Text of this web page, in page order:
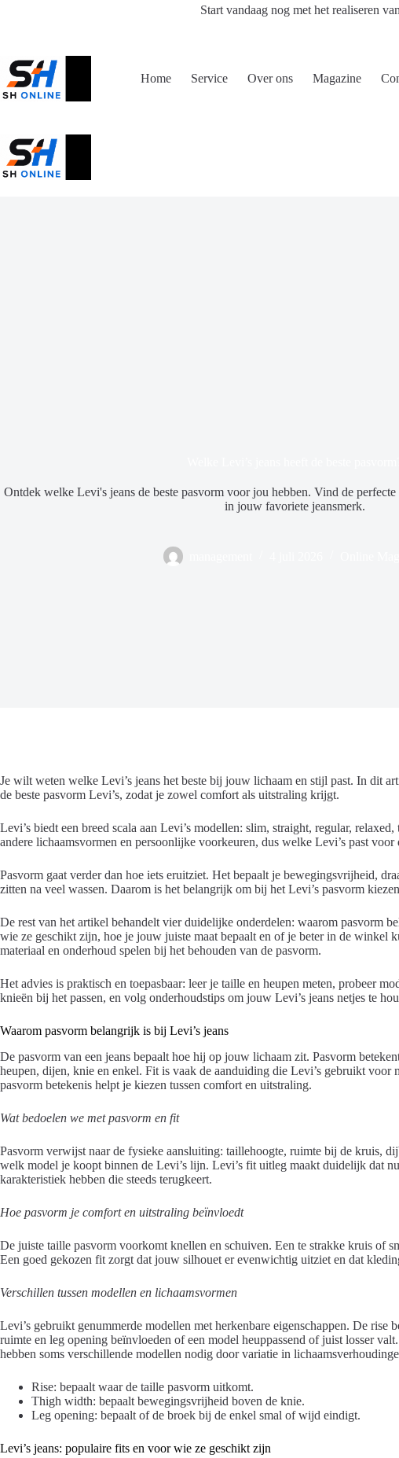
Start vandaag nog met het realiseren
Home Service Over ons Magazine
Ontdek welke Levi's jeans de beste pasvorm voor jou hebben. Vind de
in jouw favoriete jeansmerk.
Je wilt weten welke Levi’s jeans het beste bij jouw lichaam en stijl past. In dit
de beste pasvorm Levi’s, zodat je zowel comfort als uitstraling krijgt.
Levi’s biedt een breed scala aan Levi’s modellen: slim, straight, regular,
andere lichaamsvormen en persoonlijke voorkeuren, dus welke Levi’s past
Pasvorm gaat verder dan hoe iets eruitziet. Het bepaalt je bewegingsvrijheid,
zitten na veel wassen. Daarom is het belangrijk om bij het Levi’s pasvorm
De rest van het artikel behandelt vier duidelijke onderdelen: waarom pasvorm
wie ze geschikt zijn, hoe je jouw juiste maat bepaalt en of je beter in de winkel
materiaal en onderhoud spelen bij het behouden van de pasvorm.
Het advies is praktisch en toepasbaar: leer je taille en heupen meten, probeer
knieën bij het passen, en volg onderhoudstips om jouw Levi’s jeans netjes te
Waarom pasvorm belangrijk is bij Levi’s jeans
De pasvorm van een jeans bepaalt hoe hij op jouw lichaam zit. Pasvorm
heupen, dijen, knie en enkel. Fit is vaak de aanduiding die Levi’s gebruikt voor
pasvorm betekenis helpt je kiezen tussen comfort en uitstraling.
Wat bedoelen we met pasvorm en fit
Pasvorm verwijst naar de fysieke aansluiting: taillehoogte, ruimte bij de kruis,
welk model je koopt binnen de Levi’s lijn. Levi’s fit uitleg maakt duidelijk dat
karakteristiek hebben die steeds terugkeert.
Hoe pasvorm je comfort en uitstraling beïnvloedt
De juiste taille pasvorm voorkomt knellen en schuiven. Een te strakke kruis of
Een goed gekozen fit zorgt dat jouw silhouet er evenwichtig uitziet en dat
Verschillen tussen modellen en lichaamsvormen
Levi’s gebruikt genummerde modellen met herkenbare eigenschappen. De
ruimte en leg opening beïnvloeden of een model heuppassend of juist losser
hebben soms verschillende modellen nodig door variatie in
Rise: bepaalt waar de taille pasvorm uitkomt.
Thigh width: bepaalt bewegingsvrijheid boven de knie.
Leg opening: bepaalt of de broek bij de enkel smal of wijd eindigt.
Levi’s jeans: populaire fits en voor wie ze geschikt zijn